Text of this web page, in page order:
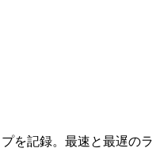
を記録。最速と最遅のラ